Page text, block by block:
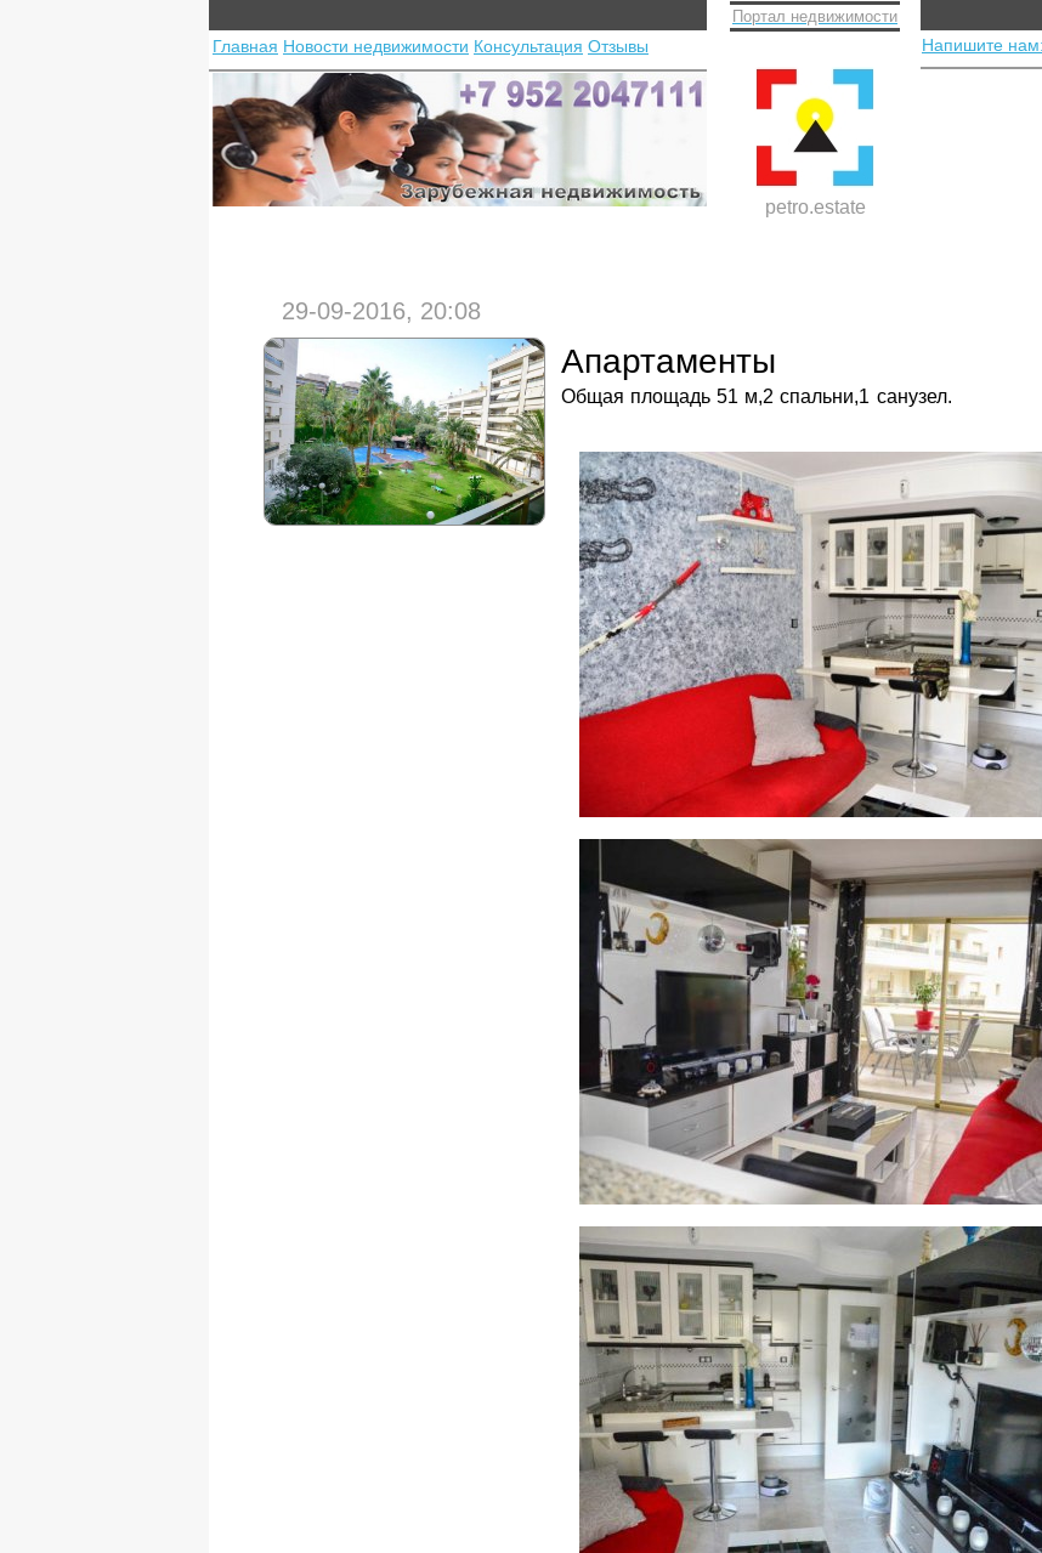
Главная Новости недвижимости Консультация Отзывы
Портал недвижимости
petro.estate
Напишите
29-09-2016, 20:08
Апартаменты
Общая площадь 51 м,2 спальни,1 санузел.